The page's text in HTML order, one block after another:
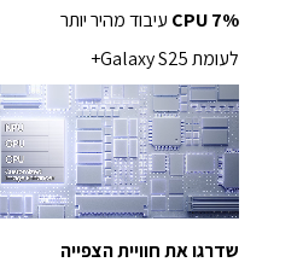
7%
CPU עיבוד מהיר יותר
לעומת Galaxy S25+
שדרגו את חוויית הצפייה